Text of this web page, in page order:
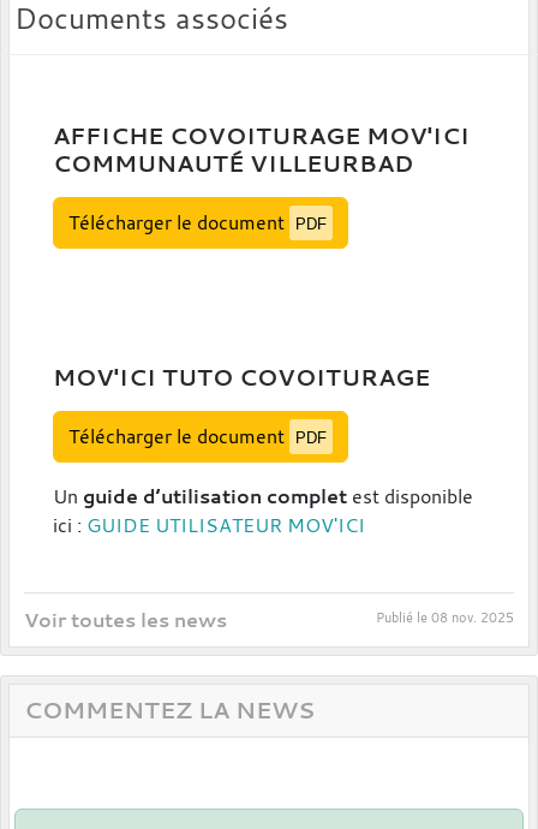
Documents associés
AFFICHE COVOITURAGE MOV'ICI
COMMUNAUTÉ VILLEURBAD
Télécharger le document PDF
MOV'ICI TUTO COVOITURAGE
Télécharger le document PDF
Un guide d’utilisation complet est disponible
ici : GUIDE UTILISATEUR MOV'ICI
Voir toutes les news Publié le 08 nov. 2025
COMMENTEZ LA NEWS